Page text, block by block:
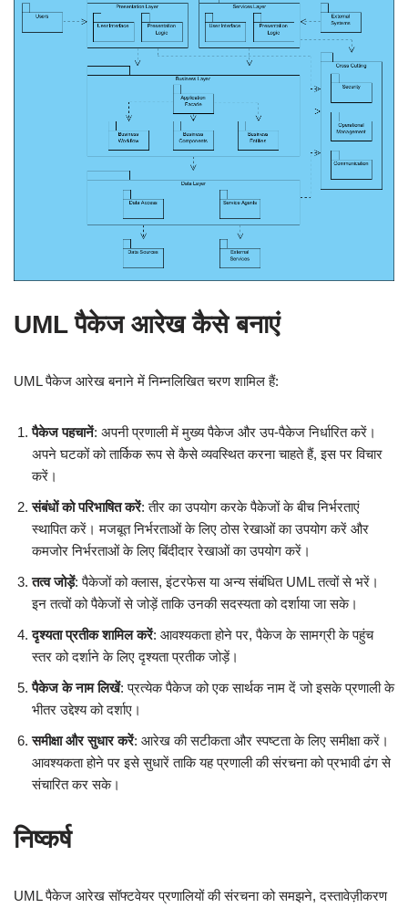
UML पैकेज आरेख कैसे बनाएं
UML पैकेज आरेख बनाने में निम्नलिखित चरण शामिल हैं:
पैकेज पहचानें: अपनी प्रणाली में मुख्य पैकेज और उप-पैकेज निर्धारित करें।
अपने घटकों को तार्किक रूप से कैसे व्यवस्थित करना चाहते हैं, इस पर विचार
करें।
संबंधों को परिभाषित करें: तीर का उपयोग करके पैकेजों के बीच निर्भरताएं
स्थापित करें। मजबूत निर्भरताओं के लिए ठोस रेखाओं का उपयोग करें और
कमजोर निर्भरताओं के लिए बिंदीदार रेखाओं का उपयोग करें।
तत्व जोड़ें: पैकेजों को क्लास, इंटरफेस या अन्य संबंधित UML तत्वों से भरें।
इन तत्वों को पैकेजों से जोड़ें ताकि उनकी सदस्यता को दर्शाया जा सके।
दृश्यता प्रतीक शामिल करें: आवश्यकता होने पर, पैकेज के सामग्री के पहुंच
स्तर को दर्शाने के लिए दृश्यता प्रतीक जोड़ें।
पैकेज के नाम लिखें: प्रत्येक पैकेज को एक सार्थक नाम दें जो इसके प्रणाली के
भीतर उद्देश्य को दर्शाए।
समीक्षा और सुधार करें: आरेख की सटीकता और स्पष्टता के लिए समीक्षा करें।
आवश्यकता होने पर इसे सुधारें ताकि यह प्रणाली की संरचना को प्रभावी ढंग से
संचारित कर सके।
निष्कर्ष
UML पैकेज आरेख सॉफ्टवेयर प्रणालियों की संरचना को समझने, दस्तावेज़ीकरण